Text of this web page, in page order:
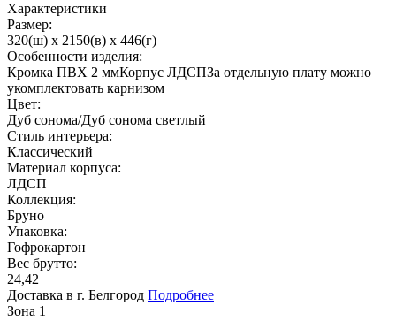
Характеристики
Размер:
320(ш) x 2150(в) x 446(г)
Особенности изделия:
Кромка ПВХ 2 ммКорпус ЛДСПЗа отдельную плату можно
укомплектовать карнизом
Цвет:
Дуб сонома/Дуб сонома светлый
Стиль интерьера:
Классический
Материал корпуса:
ЛДСП
Коллекция:
Бруно
Упаковка:
Гофрокартон
Вес брутто:
24,42
Доставка в г. Белгород Подробнее
Зона 1